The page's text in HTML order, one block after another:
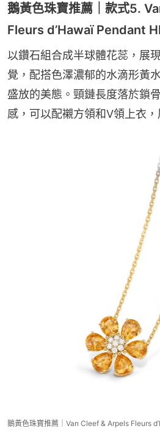
鵝黃色珠寶推薦｜款式5.
Fleurs d’Hawaï Pendant
以鑽石組合成半球體花蕊，展
覺，配搭色澤濃郁的水滴形黃
盛放的美態。頸鏈長度落於鎖
感，可以配襯方領和V領上衣，
鵝黃色珠寶推薦｜Van Cleef & Arpels Fleurs